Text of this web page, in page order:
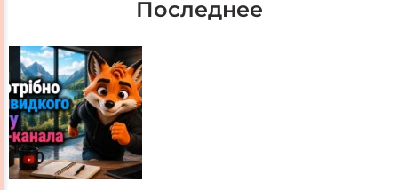
Последнее